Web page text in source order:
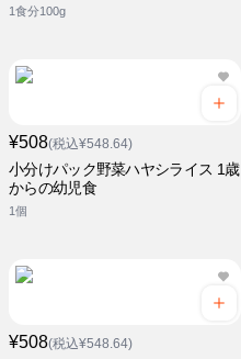
1食分100g
¥508(税込¥548.64)
小分けパック野菜ハヤシライス 1歳
からの幼児食
1個
¥508(税込¥548.64)